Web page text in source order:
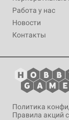
Работа у нас
Новости
Контакты
Политика
Правила акций